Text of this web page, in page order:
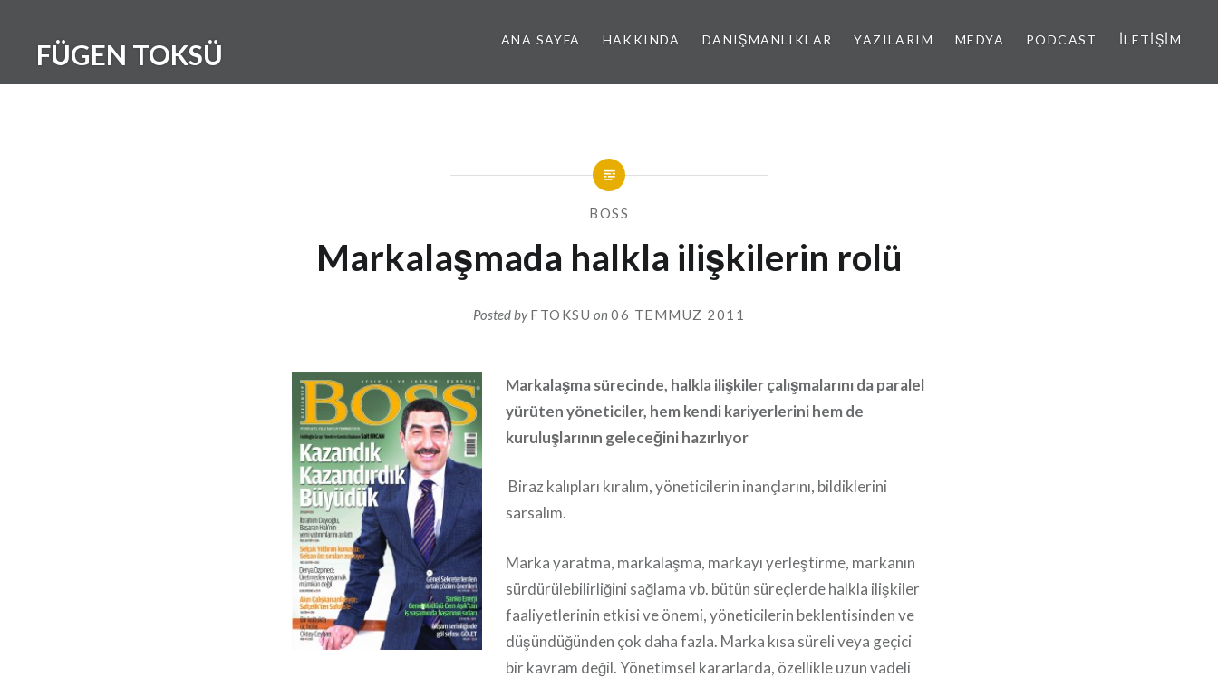
contentFÜGEN TOKSÜ ANA SAYFA HAKKINDA DANIŞMANLIKLAR YAZILARIM MEDYA PODCAST İLETIŞIM
BOSS
Markalaşmada halkla ilişkilerin rolü
Posted byFTOKSU on 06 TEMMUZ 2011
Markalaşma sürecinde, halkla ilişkiler çalışmalarını da paralel
yürüten yöneticiler, hem kendi kariyerlerini hem de
kuruluşlarının geleceğini hazırlıyor
Biraz kalıpları kıralım, yöneticilerin inançlarını, bildiklerini
sarsalım.
Marka yaratma, markalaşma, markayı yerleştirme, markanın
sürdürülebilirliğini sağlama vb. bütün süreçlerde halkla ilişkiler
faaliyetlerinin etkisi ve önemi, yöneticilerin beklentisinden ve
düşündüğünden çok daha fazla. Marka kısa süreli veya geçici
bir kavram değil. Yönetimsel kararlarda, özellikle uzun vadeli